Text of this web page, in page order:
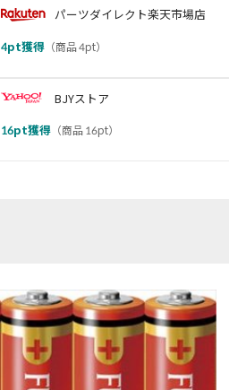
パーツダイレクト楽天市場店
4pt獲得 （商品 4pt）
BJYストア
16pt獲得 （商品 16pt）